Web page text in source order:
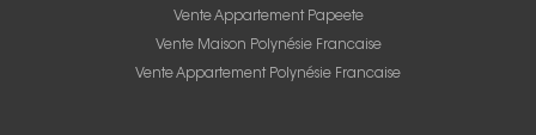
Vente Appartement Papeete
Vente Maison Polynésie Francaise
Vente Appartement Polynésie Francaise